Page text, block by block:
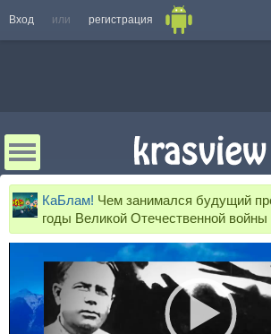
Вход или регистрация
КаБлам! Чем занимался будущий
годы Великой Отечественной войны